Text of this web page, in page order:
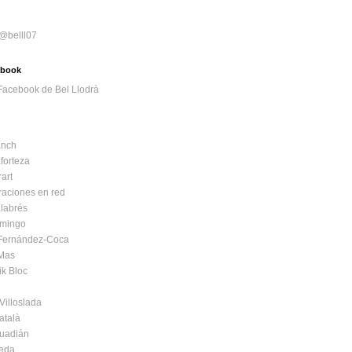
en red
Coca
Bloc